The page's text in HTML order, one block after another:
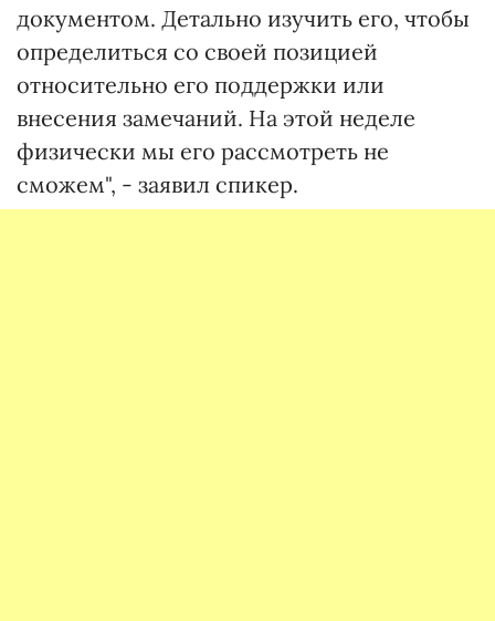
документом. Детально изучить его, чтобы
определиться со своей позицией
относительно его поддержки или
внесения замечаний. На этой неделе
физически мы его рассмотреть не
сможем", - заявил спикер.